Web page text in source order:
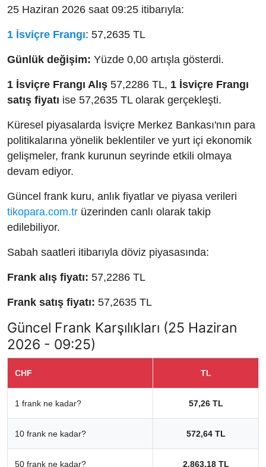
25 Haziran 2026 saat 09:25 itibarıyla:
1 İsviçre Frangı: 57,2635 TL
Günlük değişim: Yüzde 0,00 artışla gösterdi.
1 İsviçre Frangı Alış 57,2286 TL, 1 İsviçre Frangı
satış fiyatı ise 57,2635 TL olarak gerçekleşti.
Küresel piyasalarda İsviçre Merkez Bankası'nın para
politikalarına yönelik beklentiler ve yurt içi ekonomik
gelişmeler, frank kurunun seyrinde etkili olmaya
devam ediyor.
Güncel frank kuru, anlık fiyatlar ve piyasa verileri
tikopara.com.tr üzerinden canlı olarak takip
edilebiliyor.
Sabah saatleri itibarıyla döviz piyasasında:
Frank alış fiyatı: 57,2286 TL
Frank satış fiyatı: 57,2635 TL
Güncel Frank Karşılıkları (25 Haziran
2026 - 09:25)
CHF TL
1 frank ne kadar? 57,26 TL
10 frank ne kadar? 572,64 TL
50 frank ne kadar? 2.863,18 TL